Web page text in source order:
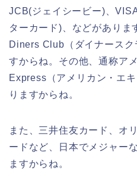
JCB(ジェイシービー)、
ターカード)、などがありま
Diners Club（ダイナース
すからね。その他、通称ア
Express（アメリカン・エ
りますからね。
また、三井住友カード、オ
ードなど、日本でメジャー
ますからね。